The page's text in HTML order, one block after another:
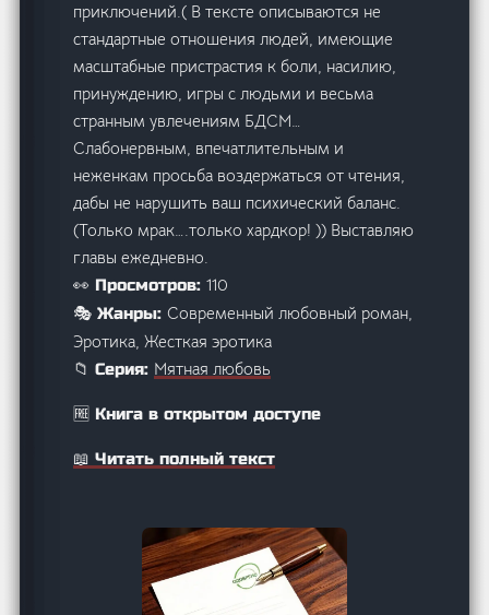
приключений.( В тексте описываются не
стандартные отношения людей, имеющие
масштабные пристрастия к боли, насилию,
принуждению, игры с людьми и весьма
странным увлечениям БДСМ…
Слабонервным, впечатлительным и
неженкам просьба воздержаться от чтения,
дабы не нарушить ваш психический баланс.
(Только мрак….только хардкор! )) Выставляю
главы ежедневно.
👀 Просмотров:110
🎭 Жанры:Современный любовный роман,
Эротика, Жесткая эротика
📁 Серия: Мятная любовь
🆓 Книга в открытом доступе
📖 Читать полный текст